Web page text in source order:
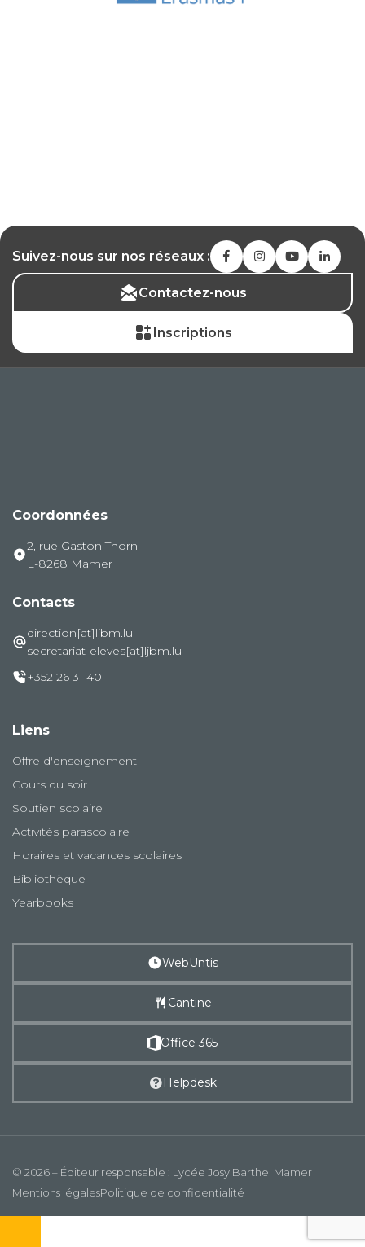
Suivez-nous sur nos réseaux :
Contactez-nous
Inscriptions
Coordonnées
2, rue Gaston Thorn
L-8268 Mamer
Contacts
direction[at]ljbm.lu
secretariat-eleves[at]ljbm.lu
+352 26 31 40-1
Liens
Offre d'enseignement
Cours du soir
Soutien scolaire
Activités parascolaire
Horaires et vacances scolaires
Bibliothèque
Yearbooks
WebUntis
Cantine
Office 365
Helpdesk
© 2026 – Éditeur responsable : Lycée Josy Barthel Mamer
Mentions légalesPolitique de confidentialité